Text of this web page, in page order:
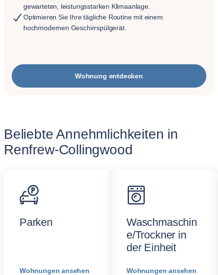
gewarteten, leistungsstarken Klimaanlage.
Optimieren Sie Ihre tägliche Routine mit einem
hochmodernen Geschirrspülgerät.
Wohnung entdecken
Beliebte Annehmlichkeiten in
Renfrew-Collingwood
Parken
Wohnungen ansehen
Waschmaschin
e/Trockner in
der Einheit
Wohnungen ansehen